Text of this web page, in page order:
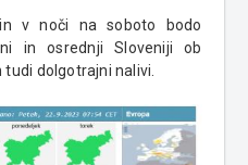
v noči na soboto bodo
in osrednji Sloveniji ob
dolgotrajni nalivi.